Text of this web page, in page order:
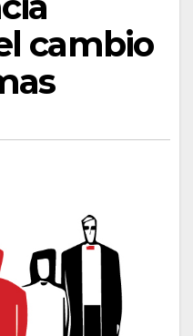
cambio